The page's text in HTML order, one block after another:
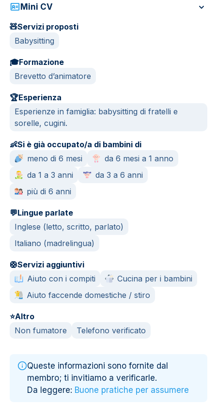
Mini CV
🧸Servizi proposti
Babysitting
🎓Formazione
Brevetto d’animatore
🏆Esperienza
Esperienze in famiglia: babysitting di fratelli e
sorelle, cugini.
👶Si è già occupato/a di bambini di
meno di 6 mesi
da 6 mesi a 1 anno
da 1 a 3 anni
da 3 a 6 anni
più di 6 anni
💬Lingue parlate
Inglese (letto, scritto, parlato)
Italiano (madrelingua)
🛟Servizi aggiuntivi
Aiuto con i compiti
Cucina per i bambini
Aiuto faccende domestiche / stiro
⭐Altro
Non fumatore
Telefono verificato
Queste informazioni sono fornite dal
membro; ti invitiamo a verificarle.
Da leggere: Buone pratiche per assumere